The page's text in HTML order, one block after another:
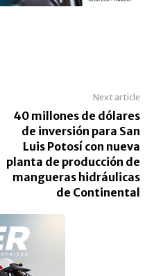
Next article
40 millones de dólares
de inversión para San
Luis Potosí con nueva
planta de producción de
mangueras hidráulicas
de Continental